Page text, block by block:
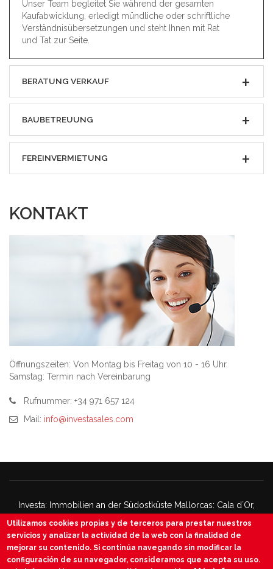
Unser Team begleitet Sie während der gesamten
Kaufabwicklung, erledigt mündliche oder schriftliche
Verständnisübersetzungen und steht Ihnen mit Rat
und Tat zur Seite.
BERATUNG VERKAUF
BAUBETREUUNG
FEREINVERMIETUNG
KONTAKT
Öffnungszeiten: Von Montag bis Freitag von 10 - 16 Uhr.
Samstag: Termin nach Vereinbarung
Rufnummer: +34 971 657 124
Mail: info@investasales.com
Investa: Immobilien an der Südostküste Mallorcas: Cala d´Or,
Alqueria Blanca, Portopetro, Calonge.
Appartements, Stadthäuser, Fincas, Villen and Grundstücke.
Cookies policy
Rechtshinweis
Utilizamos cookies propias y de terceros para prestar nuestros
servicios y analizar la actividad de la web con la finalidad de
mejorar su contenido. Si continúa navegando sin modificar la
configuración de su navegador, consideramos que acepta su uso.